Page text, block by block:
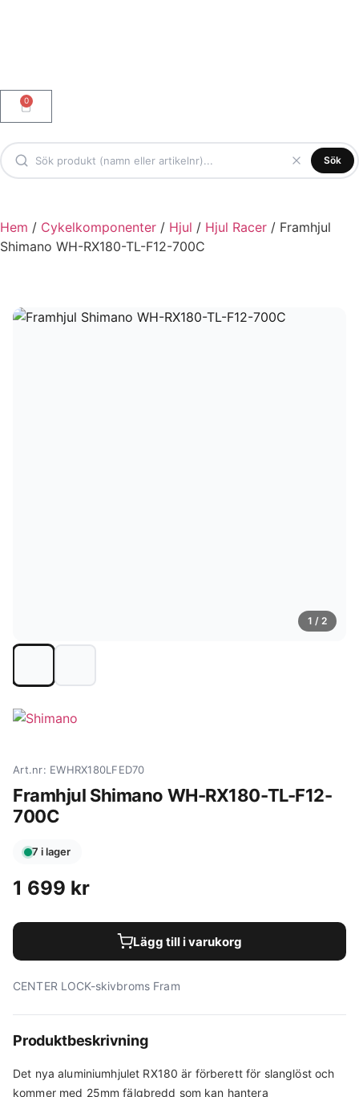
0
Sök
Hem / Cykelkomponenter / Hjul / Hjul Racer / Framhjul
Shimano WH-RX180-TL-F12-700C
1 / 2
Art.nr: EWHRX180LFED70
Framhjul Shimano WH-RX180-TL-F12-
700C
7 i lager
1 699 kr
Lägg till i varukorg
CENTER LOCK-skivbroms Fram
Produktbeskrivning
Det nya aluminiumhjulet RX180 är förberett för slanglöst och
kommer med 25mm fälgbredd som kan hantera